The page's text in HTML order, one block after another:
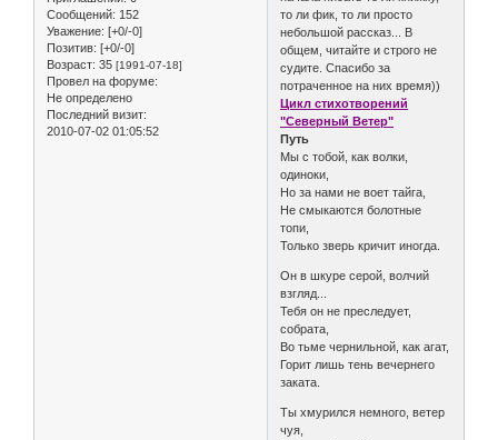
Сообщений: 152
Уважение: [+0/-0]
Позитив: [+0/-0]
Возраст: 35 [1991-07-18]
Провел на форуме:
Не определено
Последний визит:
2010-07-02 01:05:52
то ли фик, то ли просто
небольшой рассказ... В
общем, читайте и строго не
судите. Спасибо за
потраченное на них время))
Цикл стихотворений
"Северный Ветер"
Путь
Мы с тобой, как волки,
одиноки,
Но за нами не воет тайга,
Не смыкаются болотные
топи,
Только зверь кричит иногда.
Он в шкуре серой, волчий
взгляд...
Тебя он не преследует,
собрата,
Во тьме чернильной, как агат,
Горит лишь тень вечернего
заката.
Ты хмурился немного, ветер
чуя,